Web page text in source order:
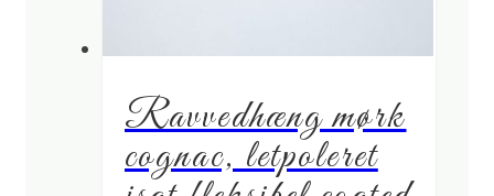
Ravvedhæng mørk
cognac, letpoleret